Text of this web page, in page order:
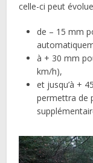
celle-ci peut
de – 15 mm
à + 30 mm
km/h),
et jusqu’à +
permettra de